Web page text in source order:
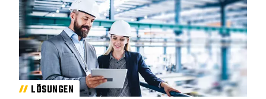
LÖSUNGEN